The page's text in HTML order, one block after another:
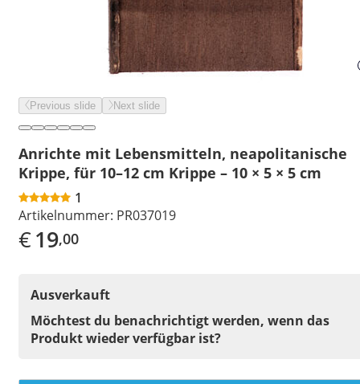
Previous slide Next slide
Anrichte mit Lebensmitteln, neapolitanische
Krippe, für 10–12 cm Krippe – 10 × 5 × 5 cm
1
Artikelnummer: PR037019
€19,00
Ausverkauft
Möchtest du benachrichtigt werden, wenn das
Produkt wieder verfügbar ist?